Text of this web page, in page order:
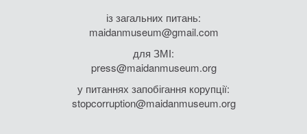
із загальних питань:
maidanmuseum@gmail.com
для ЗМІ:
press@maidanmuseum.org
у питаннях запобігання корупції:
stopcorruption@maidanmuseum.org